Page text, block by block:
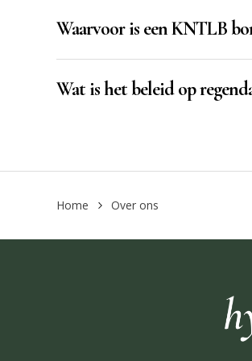
Waarvoor is een KNTLB
Wat is het beleid op
Home Over ons